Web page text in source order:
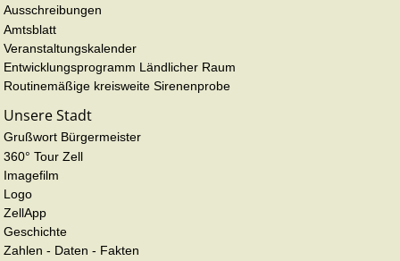
Ausschreibungen
Amtsblatt
Veranstaltungskalender
Entwicklungsprogramm Ländlicher Raum
Routinemäßige kreisweite Sirenenprobe
Unsere Stadt
Grußwort Bürgermeister
360° Tour Zell
Imagefilm
Logo
ZellApp
Geschichte
Zahlen - Daten - Fakten